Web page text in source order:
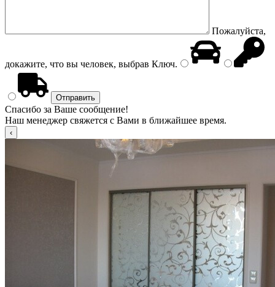
Пожалуйста,
докажите, что вы человек, выбрав Ключ.
Спасибо за Ваше сообщение!
Наш менеджер свяжется с Вами в ближайшее время.